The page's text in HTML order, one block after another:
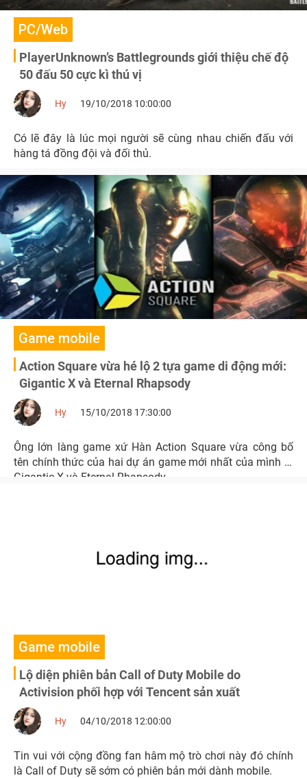
PC/Web
PlayerUnknown’s Battlegrounds giới thiệu chế độ
50 đấu 50 cực kì thú vị
Hy 19/10/2018 10:00:00
Có lẽ đây là lúc mọi người sẽ cùng nhau chiến đấu với
hàng tá đồng đội và đối thủ.
Game mobile
Action Square vừa hé lộ 2 tựa game di động mới:
Gigantic X và Eternal Rhapsody
Hy 15/10/2018 17:30:00
Ông lớn làng game xứ Hàn Action Square vừa công bố
tên chính thức của hai dự án game mới nhất của mình là
Gigantic X và Eternal Rhapsody.
Game mobile
Lộ diện phiên bản Call of Duty Mobile do
Activision phối hợp với Tencent sản xuất
Hy 04/10/2018 12:00:00
Tin vui với cộng đồng fan hâm mộ trò chơi này đó chính
là Call of Duty sẽ sớm có phiên bản mới dành mobile.